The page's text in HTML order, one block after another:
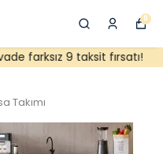
0
farksız 9 taksit fırsatı!
Takımı